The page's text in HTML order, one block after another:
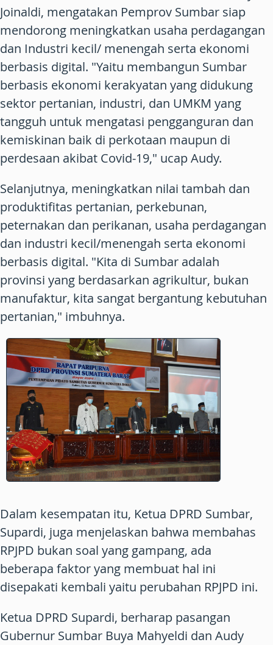
Joinaldi, mengatakan Pemprov Sumbar siap
mendorong meningkatkan usaha perdagangan
dan Industri kecil/ menengah serta ekonomi
berbasis digital. "Yaitu membangun Sumbar
berbasis ekonomi kerakyatan yang didukung
sektor pertanian, industri, dan UMKM yang
tangguh untuk mengatasi pengganguran dan
kemiskinan baik di perkotaan maupun di
perdesaan akibat Covid-19," ucap Audy.
Selanjutnya, meningkatkan nilai tambah dan
produktifitas pertanian, perkebunan,
peternakan dan perikanan, usaha perdagangan
dan industri kecil/menengah serta ekonomi
berbasis digital. "Kita di Sumbar adalah
provinsi yang berdasarkan agrikultur, bukan
manufaktur, kita sangat bergantung kebutuhan
pertanian," imbuhnya.
Dalam kesempatan itu, Ketua DPRD Sumbar,
Supardi, juga menjelaskan bahwa membahas
RPJPD bukan soal yang gampang, ada
beberapa faktor yang membuat hal ini
disepakati kembali yaitu perubahan RPJPD ini.
Ketua DPRD Supardi, berharap pasangan
Gubernur Sumbar Buya Mahyeldi dan Audy